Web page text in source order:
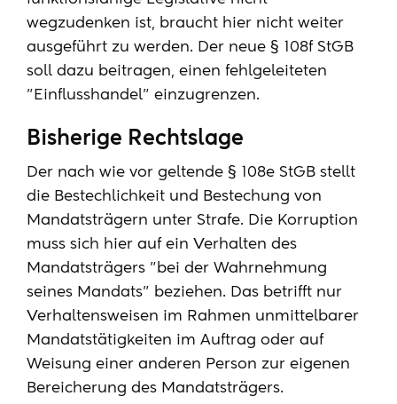
wegzudenken ist, braucht hier nicht weiter
ausgeführt zu werden. Der neue § 108f StGB
soll dazu beitragen, einen fehlgeleiteten
"Einflusshandel" einzugrenzen.
Bisherige Rechtslage
Der nach wie vor geltende § 108e StGB stellt
die Bestechlichkeit und Bestechung von
Mandatsträgern unter Strafe. Die Korruption
muss sich hier auf ein Verhalten des
Mandatsträgers "bei der Wahrnehmung
seines Mandats" beziehen. Das betrifft nur
Verhaltensweisen im Rahmen unmittelbarer
Mandatstätigkeiten im Auftrag oder auf
Weisung einer anderen Person zur eigenen
Bereicherung des Mandatsträgers.